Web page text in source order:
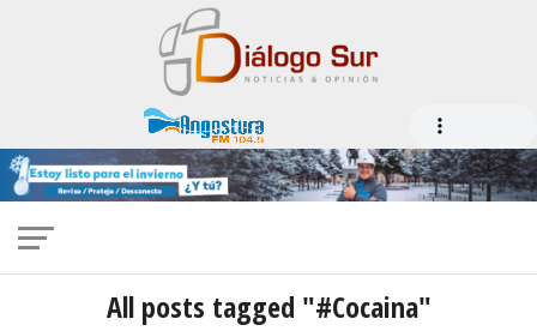
All posts tagged "#Cocaina"